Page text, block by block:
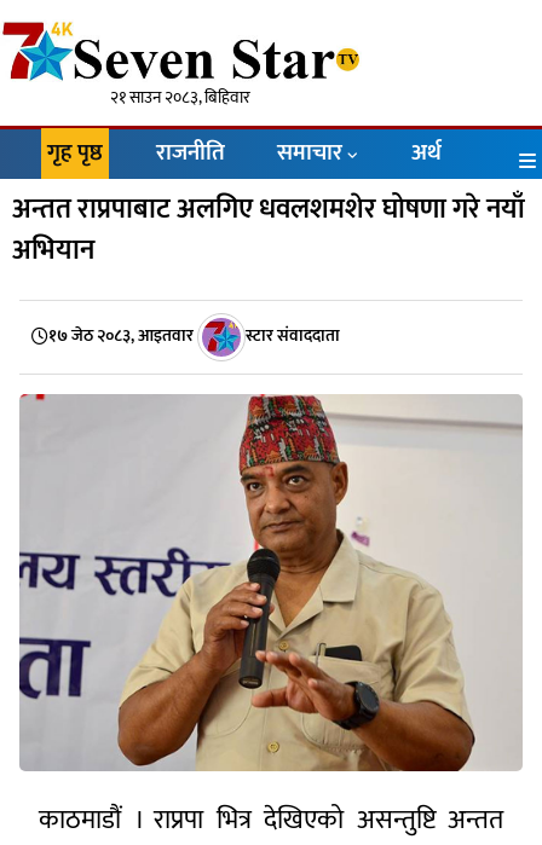
२१ साउन २०८३, बिहिवार
गृह पृष्ठ राजनीति समाचार अर्थ
अन्तत राप्रपाबाट अलगिए धवलशमशेर घोषणा गरे नयाँ
अभियान
१७ जेठ २०८३, आइतवार स्टार संवाददाता
काठमाडौं । राप्रपा भित्र देखिएको असन्तुष्टि अन्तत